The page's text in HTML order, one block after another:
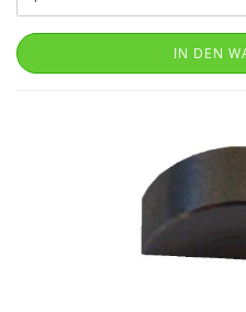
IN DEN